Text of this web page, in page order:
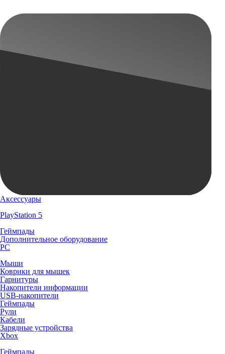
Аксессуары
PlayStation 5
Геймпады
Дополнительное оборудование
PC
Мыши
Коврики для мышек
Гарнитуры
Накопители информации
USB-накопители
Геймпады
Рули
Кабели
Зарядные устройства
Xbox
Геймпады